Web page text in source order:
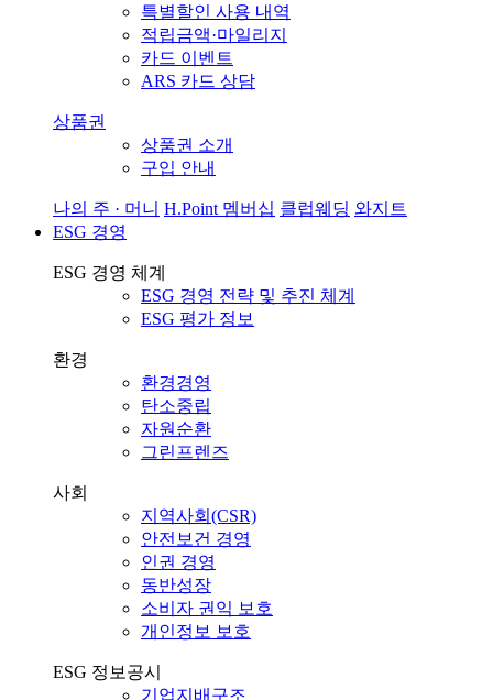
특별할인 사용 내역
적립금액·마일리지
카드 이벤트
ARS 카드 상담
상품권
상품권 소개
구입 안내
나의 주 · 머니 H.Point 멤버십 클럽웨딩 와지트
ESG 경영
ESG 경영 체계
ESG 경영 전략 및 추진 체계
ESG 평가 정보
환경
환경경영
탄소중립
자원순환
그린프렌즈
사회
지역사회(CSR)
안전보건 경영
인권 경영
동반성장
소비자 권익 보호
개인정보 보호
ESG 정보공시
기업지배구조